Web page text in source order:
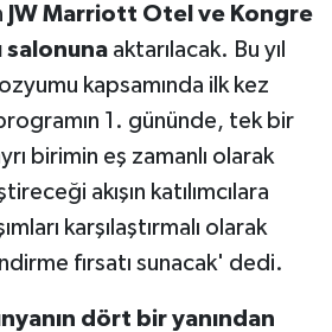
JW Marriott Otel ve Kongre
salonuna aktarılacak. Bu yıl
kapsamında ilk kez
1. gününde, tek bir
birimin eş zamanlı olarak
akışın katılımcılara
karşılaştırmalı olarak
fırsatı sunacak' dedi.
dört bir yanından